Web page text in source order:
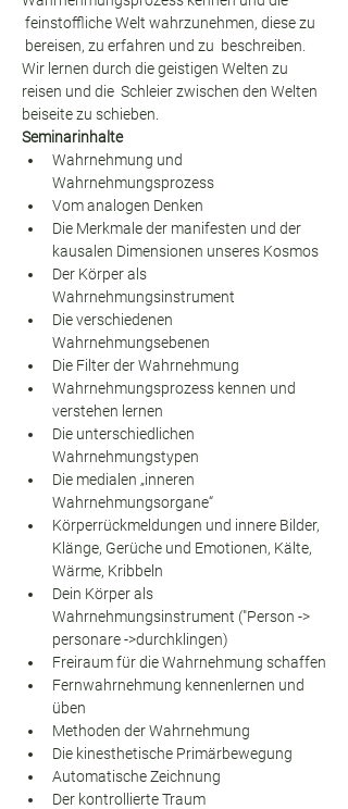
feinstoffliche Welt wahrzunehmen, diese zu
bereisen, zu erfahren und zu  beschreiben.
Wir lernen durch die geistigen Welten zu
reisen und die  Schleier zwischen den Welten
beiseite zu schieben.
Seminarinhalte
Wahrnehmung und
Wahrnehmungsprozess
Vom analogen Denken
Die Merkmale der manifesten und der
kausalen Dimensionen unseres Kosmos
Der Körper als
Wahrnehmungsinstrument
Die verschiedenen
Wahrnehmungsebenen
Die Filter der Wahrnehmung
Wahrnehmungsprozess kennen und
verstehen lernen
Die unterschiedlichen
Wahrnehmungstypen
Die medialen „inneren
Wahrnehmungsorgane“
Körperrückmeldungen und innere Bilder,
Klänge, Gerüche und Emotionen, Kälte,
Wärme, Kribbeln
Dein Körper als
Wahrnehmungsinstrument ("Person ->
personare ->durchklingen)
Freiraum für die Wahrnehmung schaffen
Fernwahrnehmung kennenlernen und
üben
Methoden der Wahrnehmung
Die kinesthetische Primärbewegung
Automatische Zeichnung
Der kontrollierte Traum